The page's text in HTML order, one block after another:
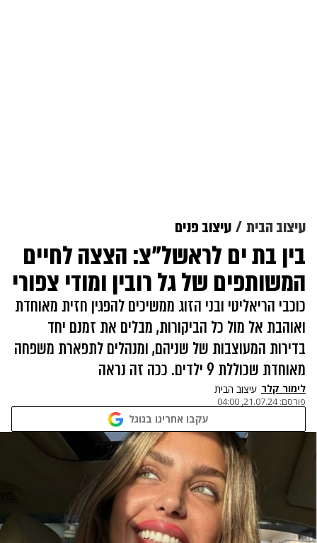
עיצוב הבית עיצוב פנים
בין בת ים לראשל"צ: הצצה לחיים
המשותפים של גל רובין ומודי צפורי
כוכבי הריאליטי ובני הזוג ממשיכים להפגין חזית מאוחדת
ואוהבת אל מול כל הביקורות, מבלים את זמנם יחד
בדירות המעוצבות של שניהם, ומנהלים לתפארת משפחה
מאוחדת שכוללת 9 ילדים. ככה זה נראה
לימור קלר עיצוב הבית
פורסם:21.07.24, 04:00
עקבו אחרינו בגוגל